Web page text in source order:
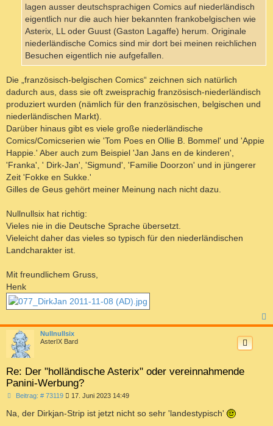
lagen ausser deutschsprachigen Comics auf niederländisch
eigentlich nur die auch hier bekannten frankobelgischen wie
Asterix, LL oder Guust (Gaston Lagaffe) herum. Originale
niederländische Comics sind mir dort bei meinen reichlichen
Besuchen eigentlich nie aufgefallen.
Die „französisch-belgischen Comics“ zeichnen sich natürlich
dadurch aus, dass sie oft zweisprachig französisch-niederländisch
produziert wurden (nämlich für den französischen, belgischen und
niederländischen Markt).
Darüber hinaus gibt es viele große niederländische
Comics/Comicserien wie 'Tom Poes en Ollie B. Bommel' und 'Appie
Happie.' Aber auch zum Beispiel 'Jan Jans en de kinderen',
'Franka', ' Dirk-Jan', 'Sigmund', 'Familie Doorzon' und in jüngerer
Zeit 'Fokke en Sukke.'
Gilles de Geus gehört meiner Meinung nach nicht dazu.
Nullnullsix hat richtig:
Vieles nie in die Deutsche Sprache übersetzt.
Vieleicht daher das vieles so typisch für den niederländischen
Landcharakter ist.
Mit freundlichem Gruss,
Henk
a
Nullnullsix
AsterIX Bard
Re: Der "holländische Asterix" oder vereinnahmende
Panini-Werbung?
Beitrag: # 73119B
i
17. Juni 2023 14:49
Na, der Dirkjan-Strip ist jetzt nicht so sehr 'landestypisch'